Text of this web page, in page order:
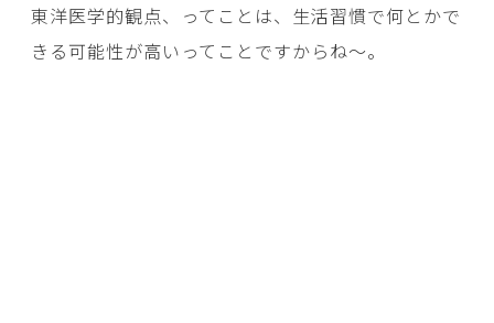
東洋医学的観点、ってことは、生活習慣で何とかで
きる可能性が高いってことですからね～。